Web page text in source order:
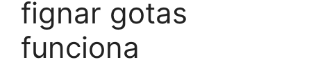
fignar gotas
funciona